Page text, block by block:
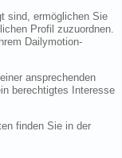
sind, ermöglichen Sie
Profil zuzuordnen.
Dailymotion-
ansprechenden
berechtigtes Interesse
finden Sie in der